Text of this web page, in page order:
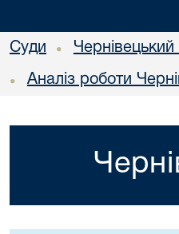
Суди •
• Аналіз роботи